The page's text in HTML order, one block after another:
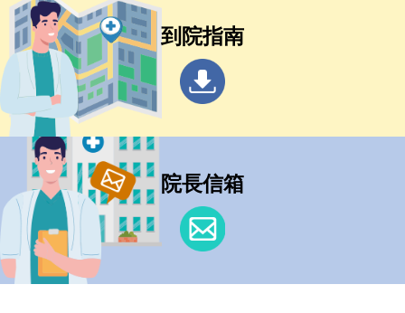
到院指南
院長信箱